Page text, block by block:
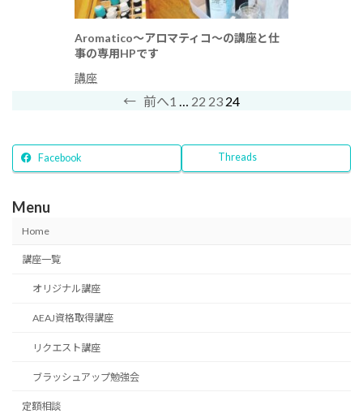
Aromatico～アロマティコ～の講座と仕
事の専用HPです
講座
← 前へ1 … 22 23 24
Facebook Threads
Menu
Home
講座一覧
オリジナル講座
AEAJ資格取得講座
リクエスト講座
ブラッシュアップ勉強会
定額相談